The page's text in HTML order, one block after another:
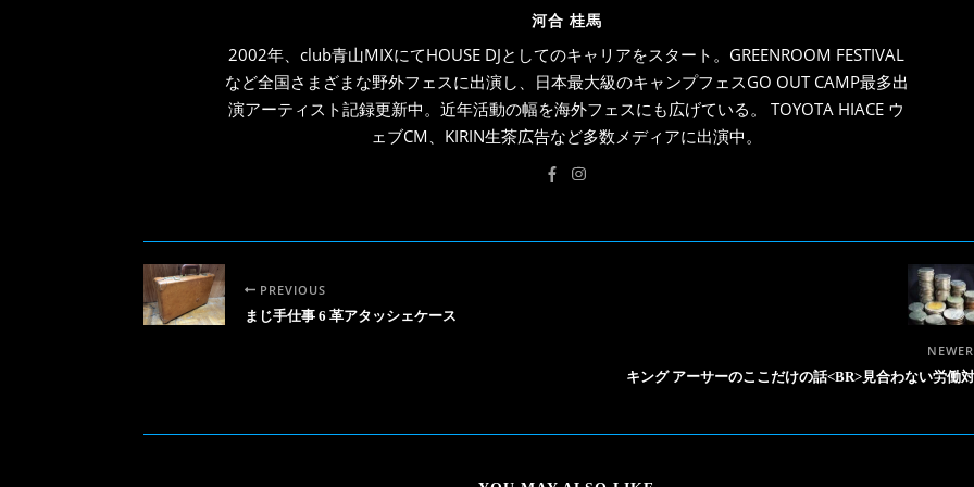
河合 桂馬
2002年、club青山MIXにてHOUSE DJとしてのキャリアをスタート。GREENROOM FESTIVAL
など全国さまざまな野外フェスに出演し、日本最大級のキャンプフェスGO OUT CAMP最多出
演アーティスト記録更新中。近年活動の幅を海外フェスにも広げている。 TOYOTA HIACE ウ
ェブCM、KIRIN生茶広告など多数メディアに出演中。
PREVIOUS
まじ手仕事 6 革アタッシェケース
キング アーサーのここだけの話<BR>見合わない労働